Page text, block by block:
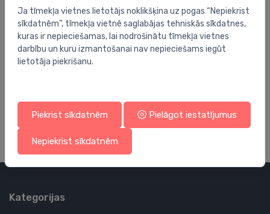
Termovārstu piederumi
363.97 €
Kategorijas
Ja tīmekļa vietnes lietotājs noklikšķina uz pogas “Nepiekrist
sīkdatnēm”, tīmekļa vietnē saglabājas tehniskās sīkdatnes,
kuras ir nepieciešamas, lai nodrošinātu tīmekļa vietnes
darbību un kuru izmantošanai nav nepieciešams iegūt
lietotāja piekrišanu.
Piekrist sīkdatnēm Pielāgot iestatījumus
Nepiekrist sīkdatnēm